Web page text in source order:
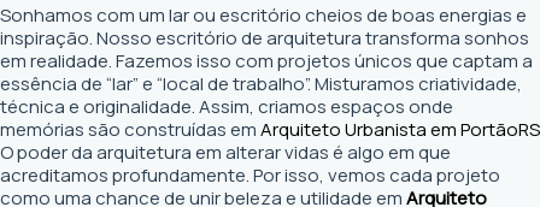
Sonhamos com um lar ou escritório cheios de boas energias e
inspiração. Nosso escritório de arquitetura transforma sonhos
em realidade. Fazemos isso com projetos únicos que captam a
essência de “lar” e “local de trabalho”. Misturamos criatividade,
técnica e originalidade. Assim, criamos espaços onde
memórias são construídas emArquiteto Urbanista em PortãoRS
O poder da arquitetura em alterar vidas é algo em que
acreditamos profundamente. Por isso, vemos cada projeto
como uma chance de unir beleza e utilidade emArquiteto